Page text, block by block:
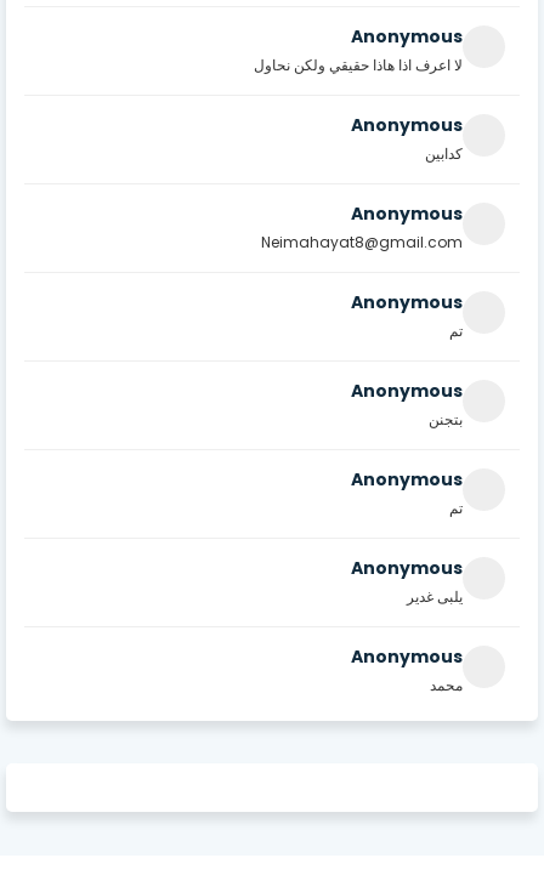
Anonymous
لا اعرف اذا هاذا حقيقي ولكن نحاول
Anonymous
كدابين
Anonymous
Neimahayat8@gmail.com
Anonymous
تم
Anonymous
بتجنن
Anonymous
تم
Anonymous
يلبى غدير
Anonymous
محمد